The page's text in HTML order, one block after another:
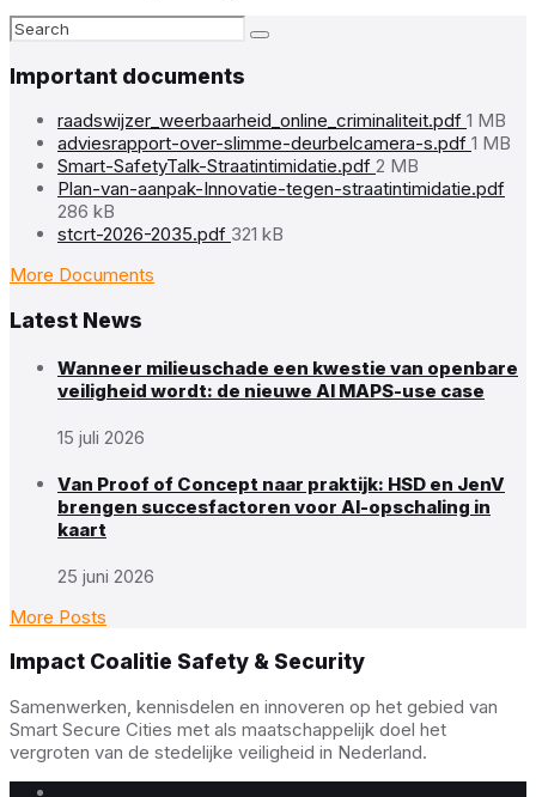
Search:
Important documents
raadswijzer_weerbaarheid_online_criminaliteit.pdf File
size:
1 MB
adviesrapport-over-slimme-deurbelcamera-s.pdf File
1 MB
Smart-SafetyTalk-Straatintimidatie.pdf File
size:
2 MB
Plan-van-aanpak-Innovatie-tegen-straatintimidatie.pdfFile
286 kB
stcrt-2026-2035.pdf File
321 kB
More Documents
Latest News
Wanneer milieuschade een kwestie van openbare
veiligheid wordt: de nieuwe AI MAPS-use case
15 juli 2026
Van Proof of Concept naar praktijk: HSD en JenV
brengen succesfactoren voor AI-opschaling in
kaart
25 juni 2026
More Posts
Impact Coalitie Safety & Security
Samenwerken, kennisdelen en innoveren op het gebied van
Smart Secure Cities met als maatschappelijk doel het
vergroten van de stedelijke veiligheid in Nederland.